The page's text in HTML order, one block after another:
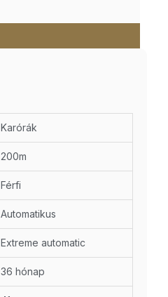
Karórák
200m
Férfi
Automatikus
Extreme automatic
36 hónap